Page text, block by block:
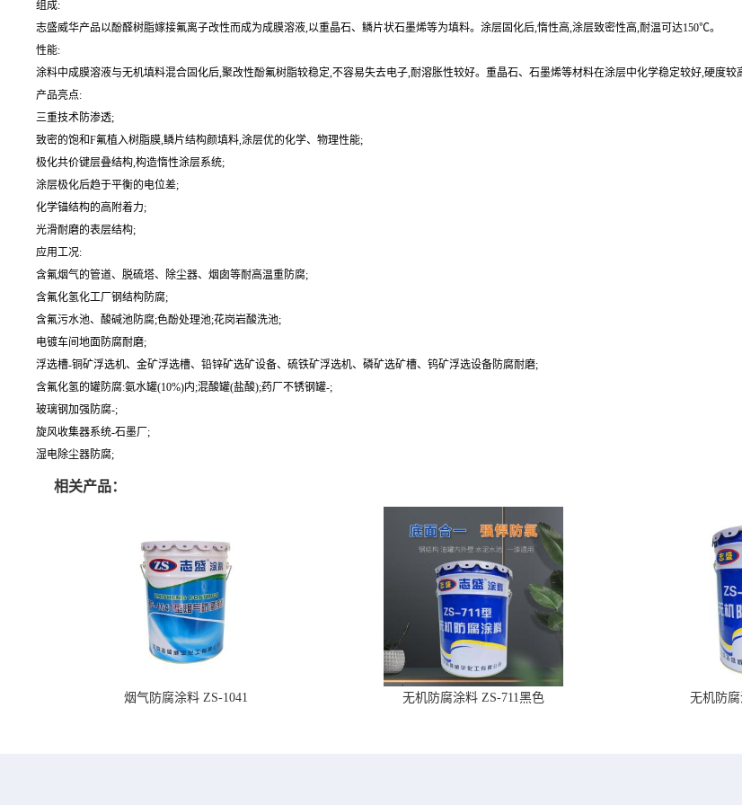
组成:
志盛威华产品以酚醛树脂嫁接氟离子改性而成为成膜溶液,以重晶石、鳞片状石墨烯等为填料。涂层固化后,惰性高,涂层致密性高,耐温可达150℃。
性能:
涂料中成膜溶液与无机填料混合固化后,聚改性酚氟树脂较稳定,不容易失去电子,耐溶胀性较好。重晶石、石墨烯等材料在涂层中化学稳定较好,硬度较
产品亮点:
三重技术防渗透;
致密的饱和F氟植入树脂膜,鳞片结构颜填料,涂层优的化学、物理性能;
极化共价键层叠结构,构造惰性涂层系统;
涂层极化后趋于平衡的电位差;
化学锚结构的高附着力;
光滑耐磨的表层结构;
应用工况:
含氟烟气的管道、脱硫塔、除尘器、烟囱等耐高温重防腐;
含氟化氢化工厂钢结构防腐;
含氟污水池、酸碱池防腐;色酚处理池;花岗岩酸洗池;
电镀车间地面防腐耐磨;
浮选槽-铜矿浮选机、金矿浮选槽、铅锌矿选矿设备、硫铁矿浮选机、磷矿选矿槽、钨矿浮选设备防腐耐磨;
含氟化氢的罐防腐:氨水罐(10%)内;混酸罐(盐酸);药厂不锈钢罐-;
玻璃钢加强防腐-;
旋风收集器系统-石墨厂;
湿电除尘器防腐;
相关产品：
烟气防腐涂料 ZS-1041 无机防腐涂料 ZS-711黑色 无机防